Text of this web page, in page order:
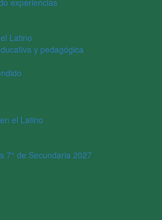
experiencias
Latino
y pedagógica
el Latino
7° de Secundaria 2027